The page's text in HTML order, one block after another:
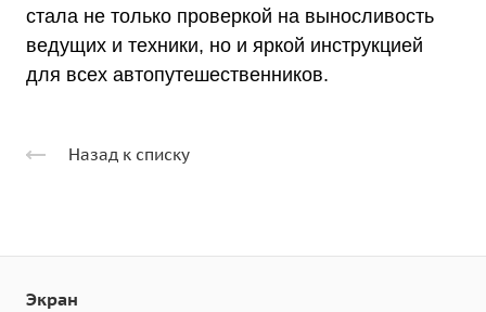
стала не только проверкой на выносливость
ведущих и техники, но и яркой инструкцией
для всех автопутешественников.
Назад к списку
Экран